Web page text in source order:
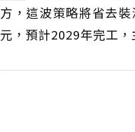
方，這波策略將省去
元，預計2029年完工，